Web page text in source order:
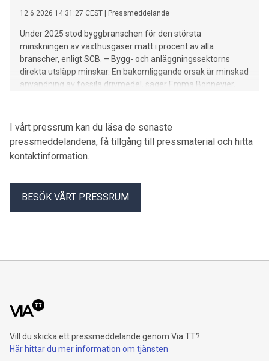
12.6.2026 14:31:27 CEST Pressmeddelande
Under 2025 stod byggbranschen för den största
minskningen av växthusgaser mätt i procent av alla
branscher, enligt SCB. – Bygg- och anläggningssektorns
direkta utsläpp minskar. En bakomliggande orsak är minskad
användning av fossila drivmedel, säger Emma Bonnevier,
I vårt pressrum kan du läsa de senaste
pressmeddelandena, få tillgång till pressmaterial och hitta
kontaktinformation.
BESÖK VÅRT PRESSRUM
Vill du skicka ett pressmeddelande genom Via TT?
Här hittar du mer information om tjänsten